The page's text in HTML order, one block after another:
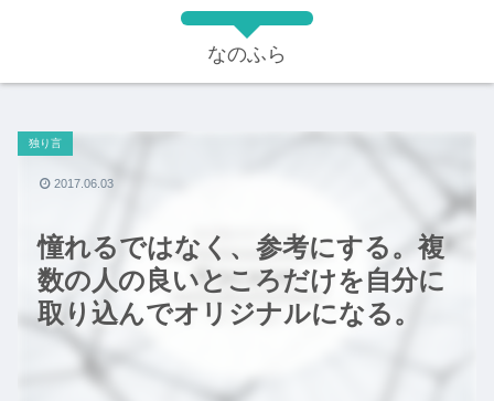
なのふら
憧れるではなく、参考にする。複
数の人の良いところだけを自分に
取り込んでオリジナルになる。
独り言
2017.06.03